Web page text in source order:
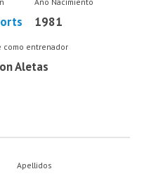
1981
como entrenador
Aletas
Apellidos